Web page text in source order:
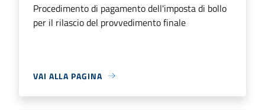
Procedimento di pagamento dell'imposta di bollo
per il rilascio del provvedimento finale
VAI ALLA PAGINA